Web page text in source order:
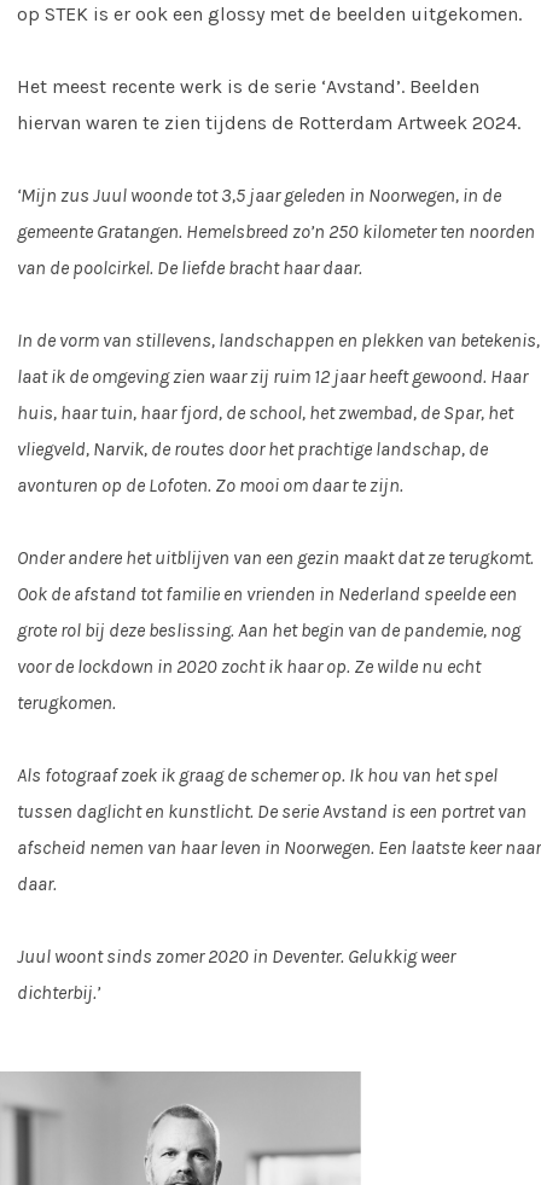
op STEK is er ook een glossy met de beelden uitgekomen.
Het meest recente werk is de serie ‘Avstand’. Beelden
hiervan waren te zien tijdens de Rotterdam Artweek 2024.
‘Mijn zus Juul woonde tot 3,5 jaar geleden in Noorwegen, in de
gemeente Gratangen. Hemelsbreed zo’n 250 kilometer ten noorden
van de poolcirkel. De liefde bracht haar daar.
In de vorm van stillevens, landschappen en plekken van betekenis,
laat ik de omgeving zien waar zij ruim 12 jaar heeft gewoond. Haar
huis, haar tuin, haar fjord, de school, het zwembad, de Spar, het
vliegveld, Narvik, de routes door het prachtige landschap, de
avonturen op de Lofoten. Zo mooi om daar te zijn.
Onder andere het uitblijven van een gezin maakt dat ze terugkomt.
Ook de afstand tot familie en vrienden in Nederland speelde een
grote rol bij deze beslissing. Aan het begin van de pandemie, nog
voor de lockdown in 2020 zocht ik haar op. Ze wilde nu echt
terugkomen.
Als fotograaf zoek ik graag de schemer op. Ik hou van het spel
tussen daglicht en kunstlicht. De serie Avstand is een portret van
afscheid nemen van haar leven in Noorwegen. Een laatste keer naar
daar.
Juul woont sinds zomer 2020 in Deventer. Gelukkig weer
dichterbij.’